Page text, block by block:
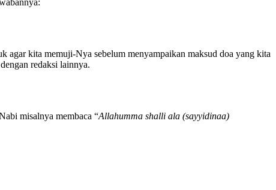
kita memuji-Nya sebelum menyampaikan maksud doa yang kita
redaksi lainnya.
misalnya membaca “Allahumma shalli ala (sayyidinaa)